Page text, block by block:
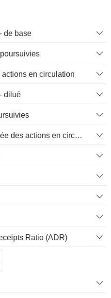
de base
en circulation
dilué
Moyenne pondérée diluée des actions en circulation
Ratio (ADR)